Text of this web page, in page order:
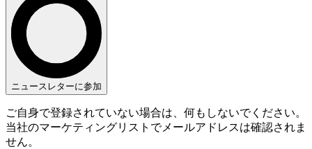
ニュースレターに参加
ご自身で登録されていない場合は、何もしないでください。
当社のマーケティングリストでメールアドレスは確認されま
せん。